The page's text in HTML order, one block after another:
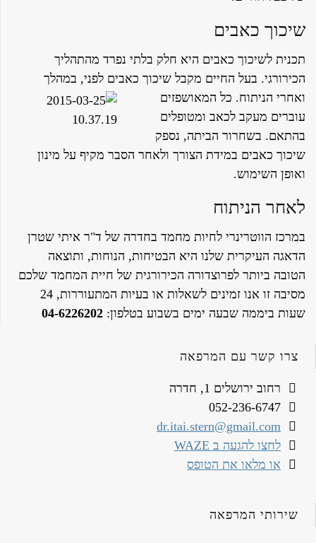
שיכוך כאבים
תכנית לשיכוך כאבים היא חלק בלתי נפרד מהתהליך
הכירורגי. בעל החיים מקבל שיכוך כאבים לפני, במהלך
ואחרי הניתוח. כל המאושפזים
עוברים מעקב לכאב ומטופלים
בהתאם. בשחרור הביתה, נספק
שיכוך כאבים במידת הצורך ולאחר הסבר מקיף על מינון
ואופן השימוש.
לאחר הניתוח
במרכז הווטרינרי לחיות מחמד בחדרה של ד"ר איתי שטרן
הדאגה העיקרית שלנו היא הבטיחות, הנוחות, ותוצאה
הטובה ביותר לפרוצדורה הכירורגית של חיית המחמד שלכם
מסיבה זו אנו זמינים לשאלות או בעיות המתעוררות, 24
שעות ביממה שבעה ימים בשבוע בטלפון: 04-6226202
צרו קשר עם המרפאה
רחוב ירושלים 1, חדרה
052-236-6747
dr.itai.stern@gmail.com
לחצו להגעה ב WAZE
או מלאו את הטופס
שירותי המרפאה